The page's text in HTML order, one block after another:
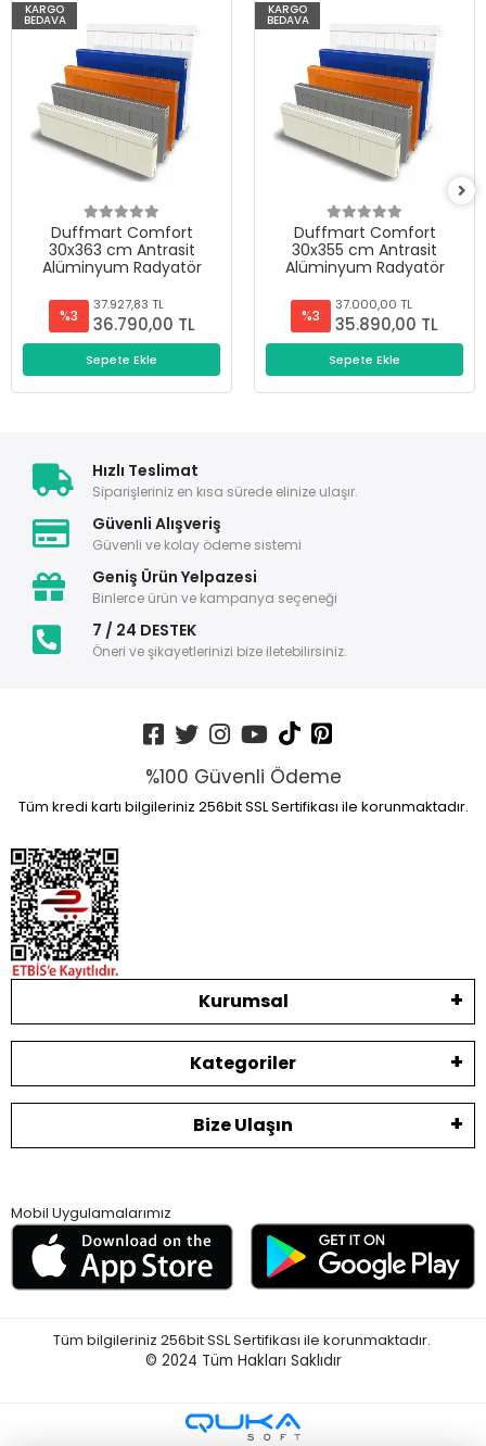
KARGO
BEDAVA
Duffmart Comfort
30x363 cm Antrasit
Alüminyum Radyatör
%3
37.927,83 TL
36.790,00 TL
Sepete Ekle
KARGO
BEDAVA
Duffmart Comfort
30x355 cm Antrasit
Alüminyum Radyatör
%3
37.000,00 TL
35.890,00 TL
Sepete Ekle
Hızlı Teslimat
Siparişleriniz en kısa sürede elinize ulaşır.
Güvenli Alışveriş
Güvenli ve kolay ödeme sistemi
Geniş Ürün Yelpazesi
Binlerce ürün ve kampanya seçeneği
7 / 24 DESTEK
Öneri ve şikayetlerinizi bize iletebilirsiniz.
%100 Güvenli Ödeme
Tüm kredi kartı bilgileriniz 256bit SSL Sertifikası ile korunmaktadır.
Kurumsal
Kategoriler
Bize Ulaşın
Mobil Uygulamalarımız
Tüm bilgileriniz 256bit SSL Sertifikası ile korunmaktadır.
© 2024 Tüm Hakları Saklıdır